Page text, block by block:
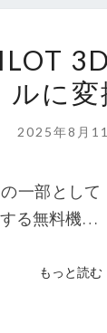
3D
を
立
モ
ルに変
2025年8月
一部とし
する無料機…
もっと読む